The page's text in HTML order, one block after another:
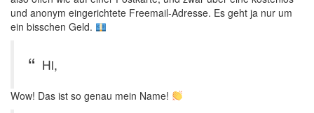
und anonym eingerichtete Freemail-Adresse. Es geht ja nur um
ein bisschen Geld.
Hi,
Wow! Das ist so genau mein Name!